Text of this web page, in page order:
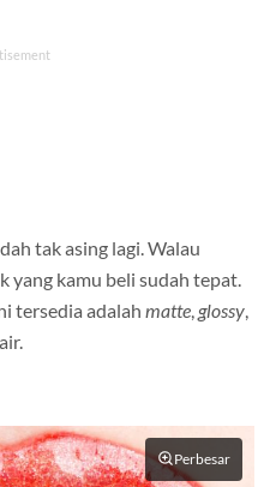
tak asing lagi. Walau
yang kamu beli sudah tepat.
tersedia adalah matte, glossy,
Perbesar